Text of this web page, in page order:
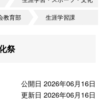
教育部 生涯学習課
祭
公開日 2026年06月16日
更新日 2026年06月16日